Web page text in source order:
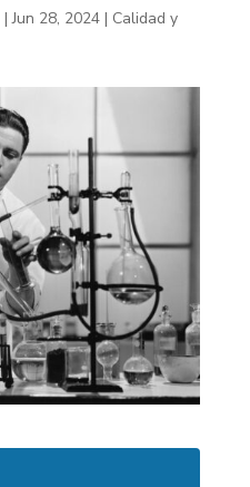
|Jun 28, 2024| Calidad y